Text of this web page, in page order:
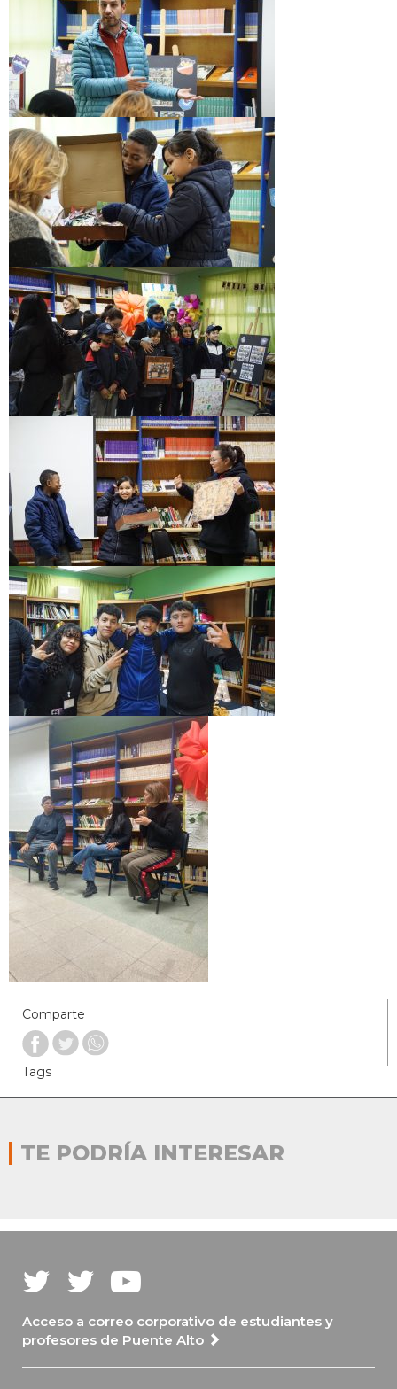
Comparte
Tags
TE PODRÍA INTERESAR
Acceso a correo corporativo de estudiantes y
profesores de Puente Alto